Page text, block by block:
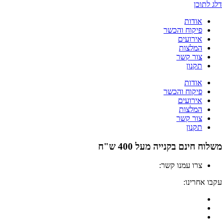
דלג לתוכן
אודות
פיקוח והכשר
אירועים
המלצות
צור קשר
תקנון
אודות
פיקוח והכשר
אירועים
המלצות
צור קשר
תקנון
משלוח חינם בקנייה מעל 400 ש"ח
צרו עמנו קשר:
עקבו אחרינו: